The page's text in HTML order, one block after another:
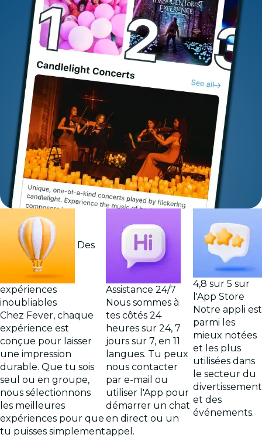
Des
expériences
inoubliables
Chez Fever, chaque
expérience est
conçue pour laisser
une impression
durable. Que tu sois
seul ou en groupe,
nous sélectionnons
les meilleures
expériences pour que
tu puisses simplement
Assistance 24/7
Nous sommes à
tes côtés 24
heures sur 24, 7
jours sur 7, en 11
langues. Tu peux
nous contacter
par e-mail ou
utiliser l'App pour
démarrer un chat
en direct ou un
appel.
4,8 sur 5 sur
l'App Store
Notre appli est
parmi les
mieux notées
et les plus
utilisées dans
le secteur du
divertissement
et des
événements.